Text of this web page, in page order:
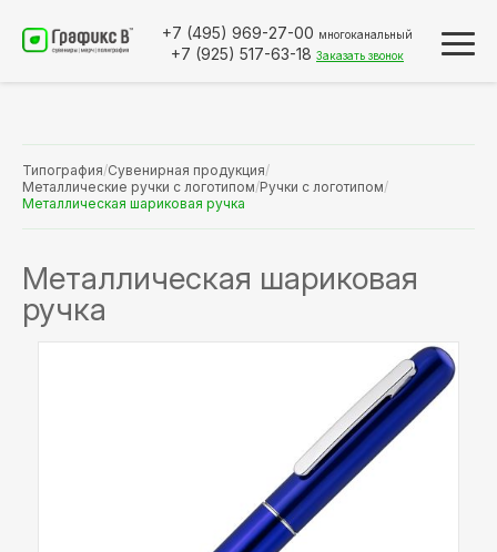
+7 (495) 969-27-00 многоканальный
+7 (925) 517-63-18 Заказать звонок
Типография/Сувенирная продукция/
Металлические ручки с логотипом/Ручки с логотипом/
Металлическая шариковая ручка
Металлическая шариковая
ручка